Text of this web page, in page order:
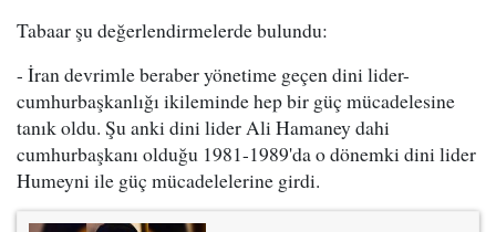
Tabaar şu değerlendirmelerde bulundu:
- İran devrimle beraber yönetime geçen dini lider-
cumhurbaşkanlığı ikileminde hep bir güç mücadelesine
tanık oldu. Şu anki dini lider Ali Hamaney dahi
cumhurbaşkanı olduğu 1981-1989'da o dönemki dini lider
Humeyni ile güç mücadelelerine girdi.